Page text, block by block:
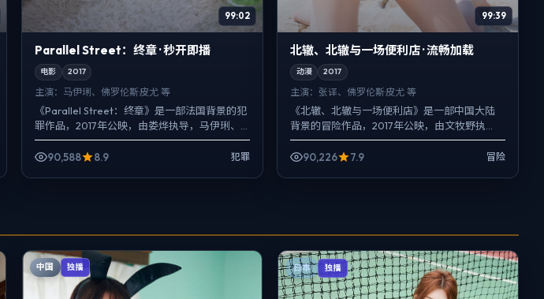
99:02
Parallel Street：终章 · 秒开即播
电影 2017
主演： 马伊琍、佛罗伦斯·皮尤 等
《Parallel Street：终章》是一部法国背景的犯
罪作品，2017年公映，由娄烨执导，马伊琍、
佛罗伦斯·皮尤、秦昊等主演。把城市当作角色...
90,588
8.9 犯罪
99:39
北辙、北辙与一场便利店 · 流畅加载
动漫 2017
主演： 张译、佛罗伦斯·皮尤 等
《北辙、北辙与一场便利店》是一部中国大陆
背景的冒险作品，2017年公映，由文牧野执
导，张译、佛罗伦斯·皮尤、张子枫等主演。用
双线叙事把过去与现在...
90,226 7.9 冒险
中国 独播 日本 独播